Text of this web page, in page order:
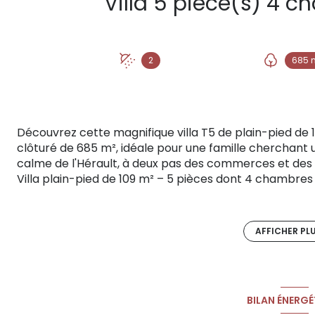
2 685
Découvrez cette magnifique villa T5 de plain-pied
clôturé de 685 m², idéale pour une famille cherchant
calme de l'Hérault, à deux pas des commerces et des
Villa plain-pied de 109 m² – 5 pièces dont 4
(neuve). Ballon thermodynamique. Charges en
La piscine de 3 x 5,5 m avec traitement au sel et
technique de 4 m² composent un espace extérieur
AFFICHER
BILAN